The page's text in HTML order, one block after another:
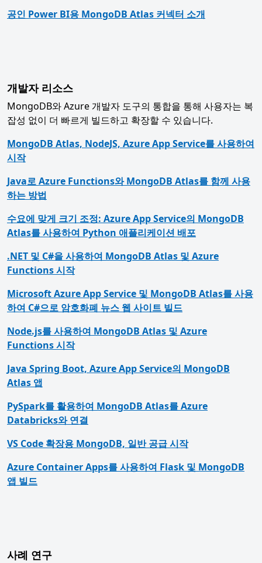
공인 Power BI용 MongoDB Atlas 커넥터 소개
개발자 리소스
MongoDB와 Azure 개발자 도구의 통합을 통해 사용자는 복
잡성 없이 더 빠르게 빌드하고 확장할 수 있습니다.
MongoDB Atlas, NodeJS, Azure App Service를 사용하여
시작
Java로 Azure Functions와 MongoDB Atlas를 함께 사용
하는 방법
수요에 맞게 크기 조정: Azure App Service의 MongoDB
Atlas를 사용하여 Python 애플리케이션 배포
.NET 및 C#을 사용하여 MongoDB Atlas 및 Azure
Functions 시작
Microsoft Azure App Service 및 MongoDB Atlas를 사용
하여 C#으로 암호화폐 뉴스 웹 사이트 빌드
Node.js를 사용하여 MongoDB Atlas 및 Azure
Functions 시작
Java Spring Boot, Azure App Service의 MongoDB
Atlas 앱
PySpark를 활용하여 MongoDB Atlas를 Azure
Databricks와 연결
VS Code 확장용 MongoDB, 일반 공급 시작
Azure Container Apps를 사용하여 Flask 및 MongoDB
앱 빌드
사례 연구